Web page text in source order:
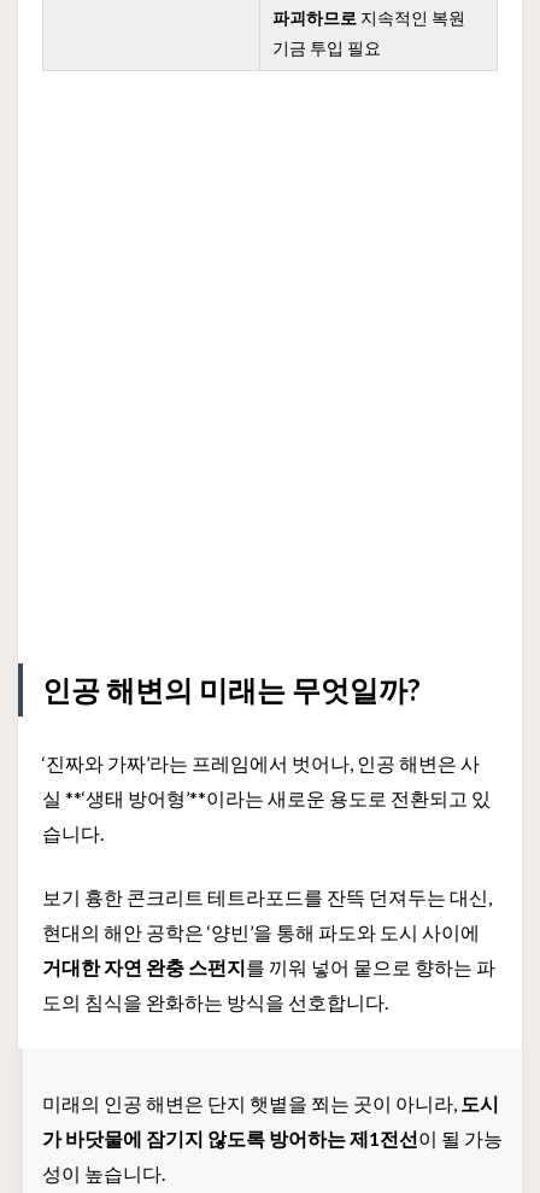
파괴하므로 지속적인 복원
기금 투입 필요
인공 해변의 미래는 무엇일까?
‘진짜와 가짜’라는 프레임에서 벗어나, 인공 해변은 사
실 **‘생태 방어형’**이라는 새로운 용도로 전환되고 있
습니다.
보기 흉한 콘크리트 테트라포드를 잔뜩 던져두는 대신,
현대의 해안 공학은 ‘양빈’을 통해 파도와 도시 사이에
거대한 자연 완충 스펀지를 끼워 넣어 뭍으로 향하는 파
도의 침식을 완화하는 방식을 선호합니다.
미래의 인공 해변은 단지 햇볕을 쬐는 곳이 아니라, 도시
가 바닷물에 잠기지 않도록 방어하는 제1전선이 될 가능
성이 높습니다.